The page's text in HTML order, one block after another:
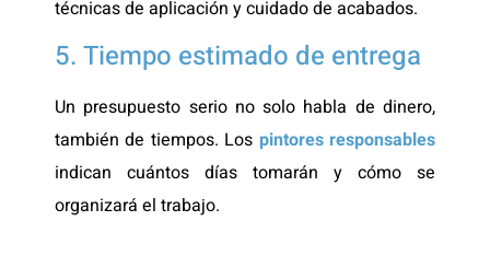
técnicas de aplicación y cuidado de acabados.
5. Tiempo estimado de entrega
Un presupuesto serio no solo habla de dinero,
también de tiempos. Los pintores responsables
indican cuántos días tomarán y cómo se
organizará el trabajo.